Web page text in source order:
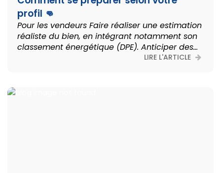
profil 👊
Pour les vendeurs Faire réaliser une estimation
réaliste du bien, en intégrant notamment son
classement énergétique (DPE). Anticiper des...
LIRE L'ARTICLE